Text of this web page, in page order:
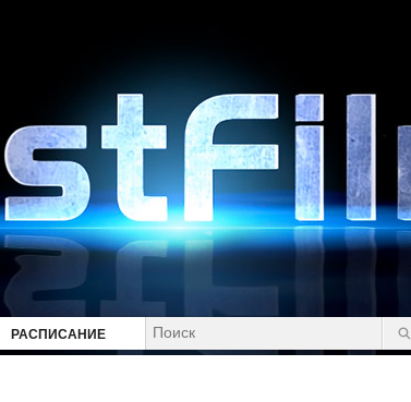
РАСПИСАНИЕ